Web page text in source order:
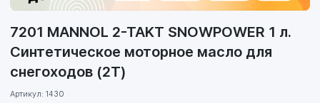
7201 MANNOL 2-TAKT SNOWPOWER 1 л.
Синтетическое моторное масло для
снегоходов (2T)
Артикул: 1430